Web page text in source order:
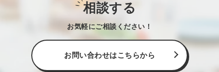
相談する
お気軽にご相談ください！
お問い合わせはこちらから